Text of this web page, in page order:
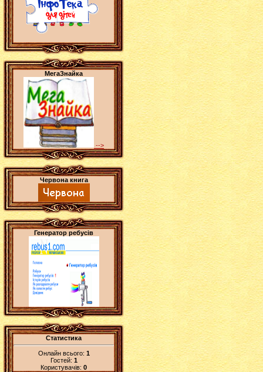
МегаЗнайка
-->
Червона книга
Генератор ребусів
Статистика
Онлайн всього: 1
Гостей: 1
Користувачів: 0